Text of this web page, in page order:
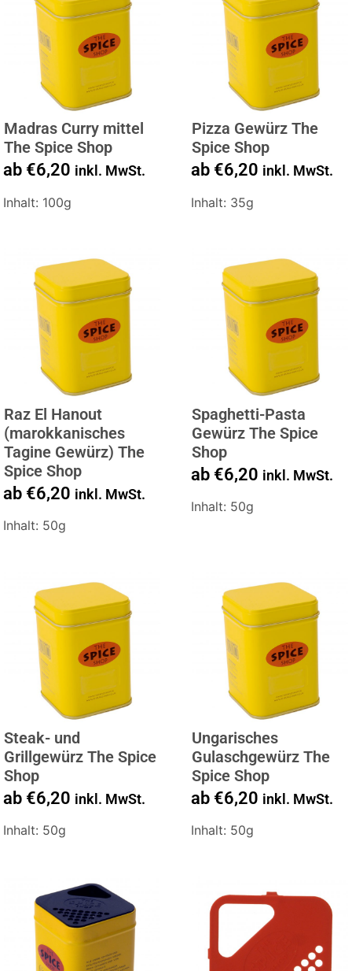
Madras Curry mittel
The Spice Shop
ab €6,20 inkl. MwSt.
Inhalt: 100g
Pizza Gewürz The
Spice Shop
ab €6,20 inkl. MwSt.
Inhalt: 35g
Raz El Hanout
(marokkanisches
Tagine Gewürz) The
Spice Shop
ab €6,20 inkl. MwSt.
Inhalt: 50g
Spaghetti-Pasta
Gewürz The Spice
Shop
ab €6,20 inkl. MwSt.
Inhalt: 50g
Steak- und
Grillgewürz The Spice
Shop
ab €6,20 inkl. MwSt.
Inhalt: 50g
Ungarisches
Gulaschgewürz The
Spice Shop
ab €6,20 inkl. MwSt.
Inhalt: 50g